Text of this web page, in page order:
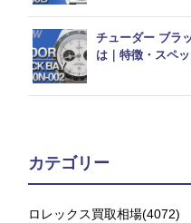
チューダー ブラ
は｜特徴・スペ
カテゴリー
ロレックス買取相場(4072)